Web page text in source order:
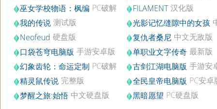
Build20151030
巫女学校物语：枫编 PC破解
版
FILAMENT 汉化版
我的传说 测试版 光影记忆缝隙中的女孩
硬盘版
Neofeud 硬盘版 复仇者桑尼 中文无敌版
口袋苍穹电脑版 手游安卓版
v1.4.7
单职业文字传奇 最新版
2021.08.09
幻象齿轮：命运定制 PC破解
版
古剑江湖电脑版 手游安
v1.15.0
精灵鼠传说 完整版 全民皇帝电脑版 PC安卓
v1.0.8
梦醒之旅:始悟 中文硬盘版 黑暗愿望 PC硬盘版